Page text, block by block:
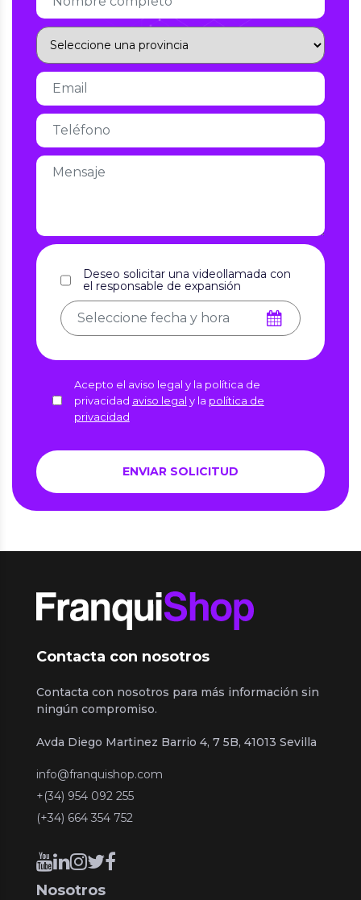
Deseo solicitar una videollamada con
el responsable de expansión
Acepto el aviso legal y la política de
privacidad aviso legal y la política de
privacidad
Contacta con nosotros
Contacta con nosotros para más información sin
ningún compromiso.
Avda Diego Martinez Barrio 4, 7 5B, 41013 Sevilla
info@franquishop.com
+(34) 954 092 255
(+34) 664 354 752
Nosotros